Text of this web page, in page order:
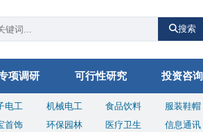
搜索
项调研 可行性研究 投资咨询
电工 机械电工 食品饮料 服装鞋帽
首饰 环保园林 医疗卫生 信息通讯